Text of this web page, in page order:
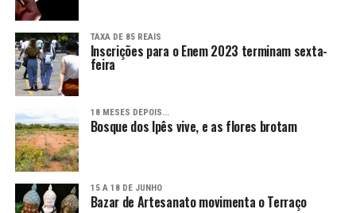
TAXA DE 85 REAIS
Inscrições para o Enem 2023 terminam sexta-
feira
18 MESES DEPOIS...
Bosque dos Ipês vive, e as flores brotam
15 A 18 DE JUNHO
Bazar de Artesanato movimenta o Terraço